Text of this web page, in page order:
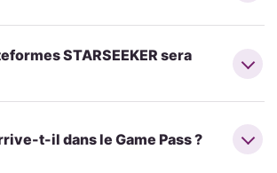
STARSEEKER sera
t-il dans le Game Pass ?